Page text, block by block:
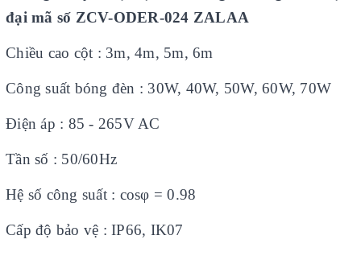
đại mã số ZCV-ODER-024 ZALAA
Chiều cao cột : 3m, 4m, 5m, 6m
Công suất bóng đèn : 30W, 40W, 50W, 60W, 70W
Điện áp : 85 - 265V AC
Tần số : 50/60Hz
Hệ số công suất : cosφ = 0.98
Cấp độ bảo vệ : IP66, IK07